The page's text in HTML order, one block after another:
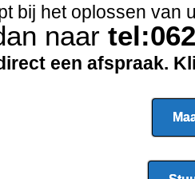
bij het oplossen van
naar
een afspraak.